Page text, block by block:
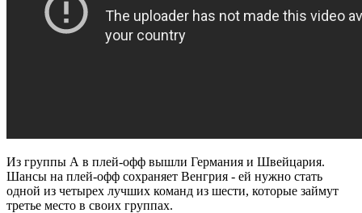
Из группы А в плей-офф вышли Германия и Швейцария.
Шансы на плей-офф сохраняет Венгрия - ей нужно стать
одной из четырех лучших команд из шести, которые займут
третье место в своих группах.